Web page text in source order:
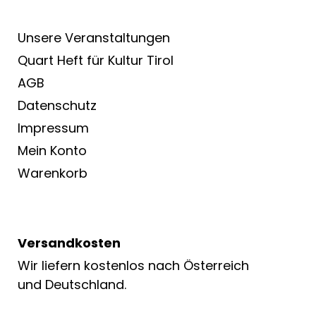
Unsere Veranstaltungen
Quart Heft für Kultur Tirol
AGB
Datenschutz
Impressum
Mein Konto
Warenkorb
Versandkosten
Wir liefern kostenlos nach Österreich
und Deutschland.